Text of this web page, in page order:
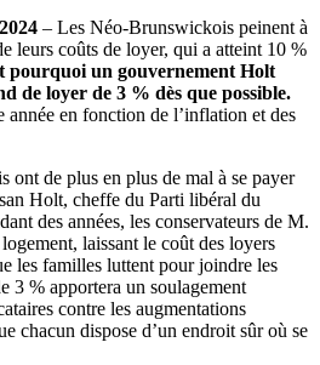
– Les Néo-Brunswickois peinent à
leurs coûts de loyer, qui a atteint 10 %
pourquoi un gouvernement Holt
de loyer de 3 % dès que possible.
année en fonction de l’inflation et des
ont de plus en plus de mal à se payer
Holt, cheffe du Parti libéral du
des années, les conservateurs de M.
laissant le coût des loyers
les familles luttent pour joindre les
3 % apportera un soulagement
contre les augmentations
chacun dispose d’un endroit sûr où se